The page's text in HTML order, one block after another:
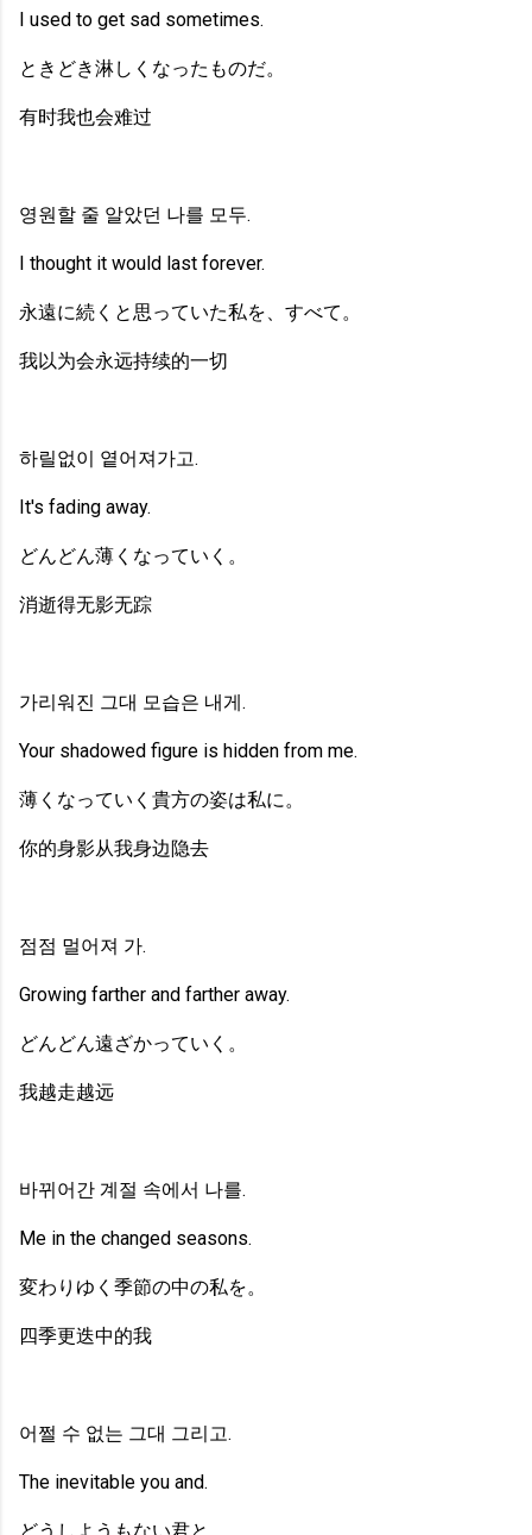
I used to get sad sometimes.
ときどき淋しくなったものだ。
有时我也会难过
영원할 줄 알았던 나를 모두.
I thought it would last forever.
永遠に続くと思っていた私を、すべて。
我以为会永远持续的一切
하릴없이 옅어져가고.
It's fading away.
どんどん薄くなっていく。
消逝得无影无踪
가리워진 그대 모습은 내게.
Your shadowed figure is hidden from me.
薄くなっていく貴方の姿は私に。
你的身影从我身边隐去
점점 멀어져 가.
Growing farther and farther away.
どんどん遠ざかっていく。
我越走越远
바뀌어간 계절 속에서 나를.
Me in the changed seasons.
変わりゆく季節の中の私を。
四季更迭中的我
어쩔 수 없는 그대 그리고.
The inevitable you and.